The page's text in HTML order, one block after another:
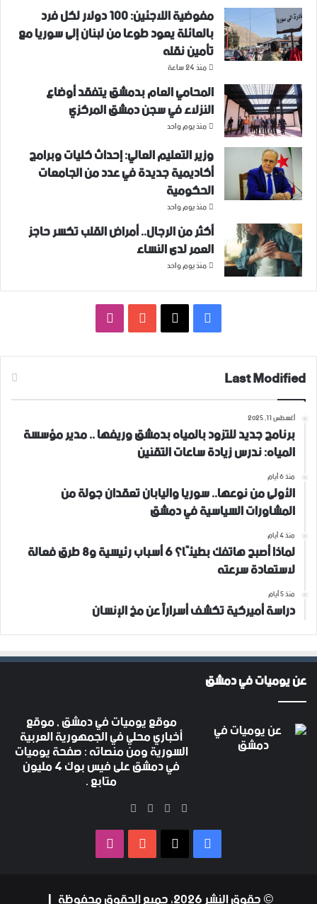
مفوضية اللاجئين: 100 دولار لكل فرد
بالعائلة يعود طوعا من لبنان إلى سوريا مع
تأمين نقله
منذ 24 ساعة
المحامي العام بدمشق يتفقد أوضاع
النزلاء في سجن دمشق المركزي
منذ يوم واحد
وزير التعليم العالي: إحداث كليات وبرامج
أكاديمية جديدة في عدد من الجامعات
الحكومية
منذ يوم واحد
أكثر من الرجال.. أمراض القلب تكسر حاجز
العمر لدى النساء
منذ يوم واحد
فيسبوك ‫YouTube
Last Modified
أغسطس 11, 2025
برنامج جديد للتزود بالمياه بدمشق وريفها .. مدير مؤسسة
المياه: ندرس زيادة ساعات التقنين
منذ 6 أيام
الأولى من نوعها.. سوريا واليابان تعقدان جولة من
المشاورات السياسية في دمشق
منذ 4 أيام
لماذا أصبح هاتفك بطيئًا؟ 6 أسباب رئيسية و8 طرق فعالة
لاستعادة سرعته
منذ 5 أيام
دراسة أميركية تكشف أسراراً عن مخ الإنسان
عن يوميات في دمشق
موقع يوميات في دمشق , موقع
أخباري محلي في الجمهورية العربية
السورية ومن منصاته : صفحة يوميات
في دمشق على فيس بوك 4 مليون متابع .
فيسبوك
‫X
‫YouTube
فيسبوك ‫YouTube